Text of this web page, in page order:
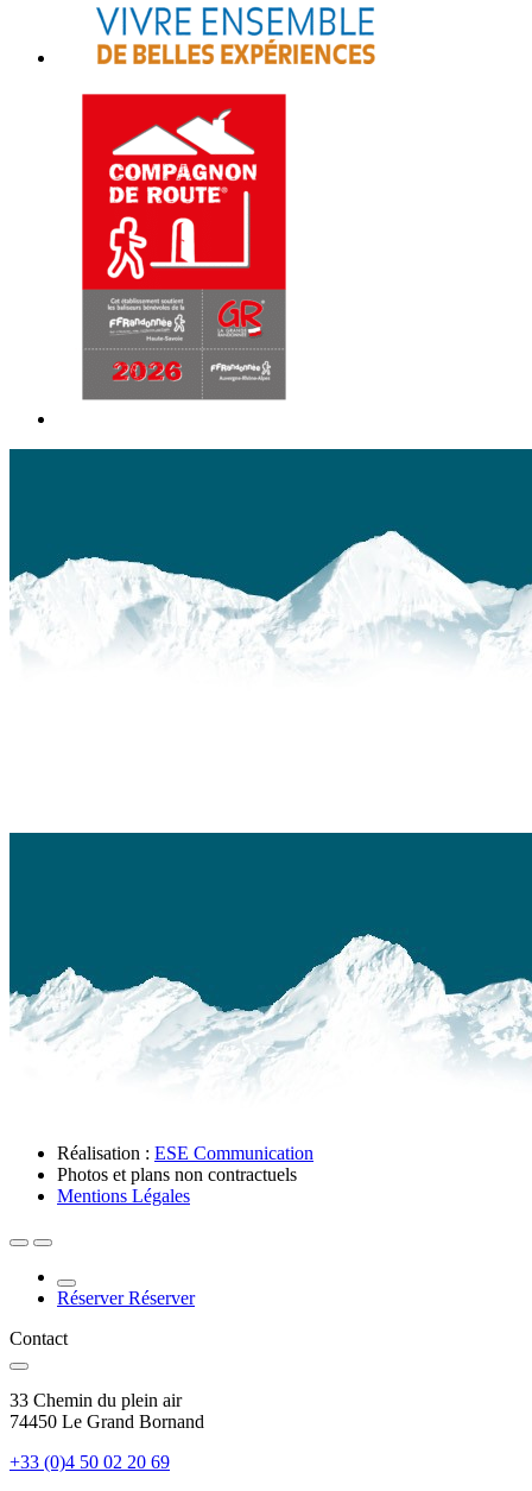
Réalisation : ESE Communication
Photos et plans non contractuels
Mentions Légales
Réserver Réserver
Contact
33 Chemin du plein air
74450 Le Grand Bornand
+33 (0)4 50 02 20 69